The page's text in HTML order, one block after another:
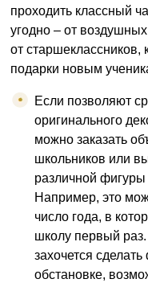
проходить классный
угодно – от
от старшеклассников,
подарки новым
Если позволяют
оригинального
можно заказать
школьников или
различной
Например, это
число года, в
школу первый
захочется
обстановке,